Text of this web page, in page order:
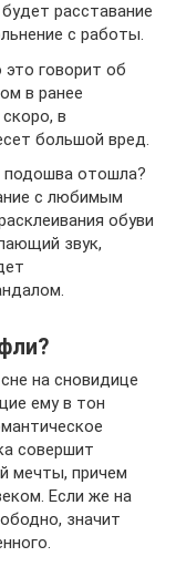
расставание
с работы.
говорит об
в ранее
в
большой вред.
подошва отошла?
с любимым
обуви
звук,
на сновидице
ему в тон
совершит
мечты, причем
Если же на
значит